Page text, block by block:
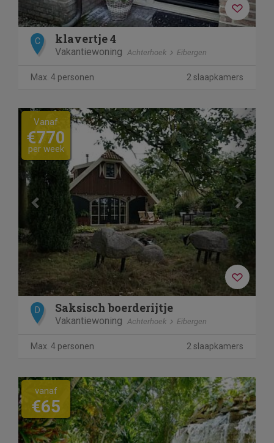
C klavertje 4
Vakantiewoning Achterhoek Eibergen
Max. 4 personen 2 slaapkamers
Previous Next
Vanaf
€770
per week
D Saksisch boerderijtje
Vakantiewoning Achterhoek Eibergen
Max. 4 personen 2 slaapkamers
vanaf
€65